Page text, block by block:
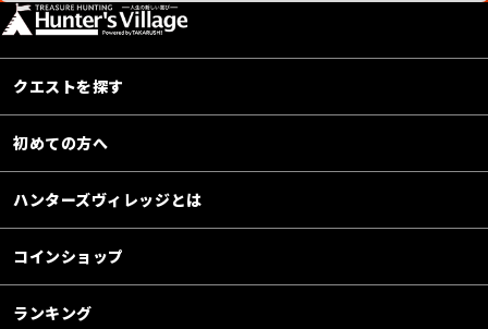
クエストを探す
初めての方へ
ハンターズヴィレッジとは
コインショップ
ランキング